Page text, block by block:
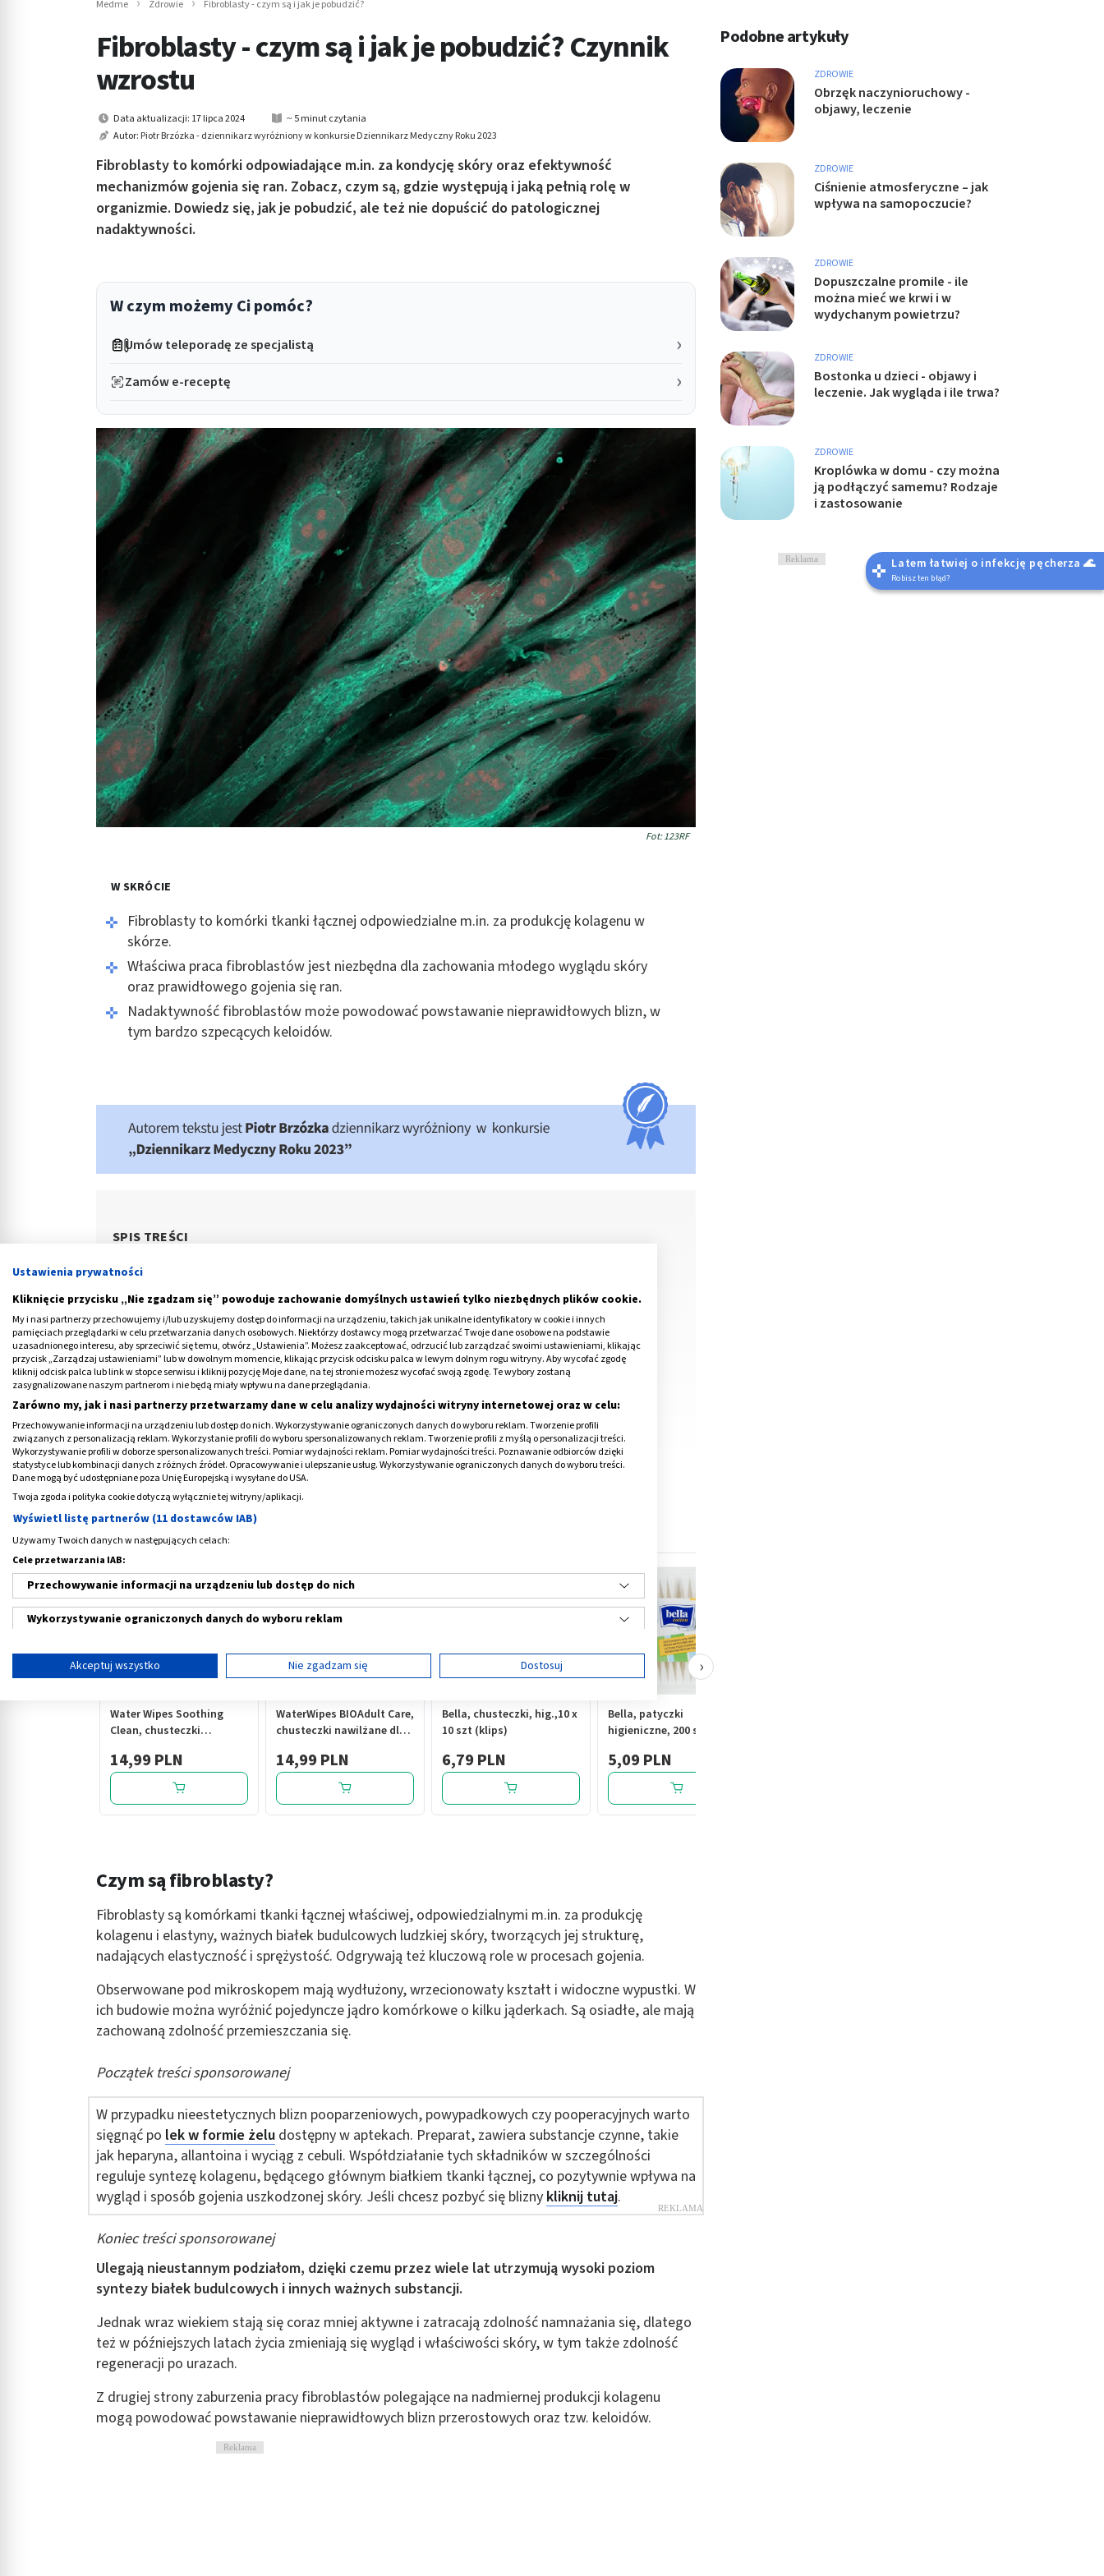
Medme Zdrowie Fibroblasty - czym są i jak je pobudzić?
Fibroblasty - czym są i jak je pobudzić? Czynnik
wzrostu
Data aktualizacji: 17 lipca 2024
~ 5 minut czytania
Autor: Piotr Brzózka - dziennikarz wyróżniony w konkursie Dziennikarz Medyczny Roku 2023
Fibroblasty to komórki odpowiadające m.in. za kondycję skóry oraz efektywność
mechanizmów gojenia się ran. Zobacz, czym są, gdzie występują i jaką pełnią rolę w
organizmie. Dowiedz się, jak je pobudzić, ale też nie dopuścić do patologicznej
nadaktywności.
W czym możemy Ci pomóc?
Umów teleporadę ze specjalistą
Zamów e-receptę
Fot: 123RF
W SKRÓCIE
Fibroblasty to komórki tkanki łącznej odpowiedzialne m.in. za produkcję kolagenu w
skórze.
Właściwa praca fibroblastów jest niezbędna dla zachowania młodego wyglądu skóry
oraz prawidłowego gojenia się ran.
Nadaktywność fibroblastów może powodować powstawanie nieprawidłowych blizn, w
tym bardzo szpecących keloidów.
SPIS TREŚCI
Czym są fibroblasty?
Gdzie występują fibroblasty?
Rodzaje fibroblastów
Funkcje fibroblastów
Czynnik wzrostu fibroblastów. Za co odpowiada?
Medme poleca
Water Wipes Soothing
Clean, chusteczki
szt.
14,99 PLN
WaterWipes BIOAdult Care,
chusteczki nawilżane dla
14,99 PLN
Bella, chusteczki, hig.,10 x
10 szt (klips)
6,79 PLN
Bella, patyczki
higieniczne, 200 szt.
5,09 PLN
‹ ›
Czym są fibroblasty?
Fibroblasty są komórkami tkanki łącznej właściwej, odpowiedzialnymi m.in. za produkcję
kolagenu i elastyny, ważnych białek budulcowych ludzkiej skóry, tworzących jej strukturę,
nadających elastyczność i sprężystość. Odgrywają też kluczową role w procesach gojenia.
Obserwowane pod mikroskopem mają wydłużony, wrzecionowaty kształt i widoczne wypustki. W
ich budowie można wyróżnić pojedyncze jądro komórkowe o kilku jąderkach. Są osiadłe, ale mają
zachowaną zdolność przemieszczania się.
Początek treści sponsorowanej
W przypadku nieestetycznych blizn pooparzeniowych, powypadkowych czy pooperacyjnych warto
sięgnąć po lek w formie żelu dostępny w aptekach. Preparat, zawiera substancje czynne, takie
jak heparyna, allantoina i wyciąg z cebuli. Współdziałanie tych składników w szczególności
reguluje syntezę kolagenu, będącego głównym białkiem tkanki łącznej, co pozytywnie wpływa na
wygląd i sposób gojenia uszkodzonej skóry. Jeśli chcesz pozbyć się blizny kliknij tutaj.
Koniec treści sponsorowanej
Ulegają nieustannym podziałom, dzięki czemu przez wiele lat utrzymują wysoki poziom
syntezy białek budulcowych i innych ważnych substancji.
Jednak wraz wiekiem stają się coraz mniej aktywne i zatracają zdolność namnażania się, dlatego
też w późniejszych latach życia zmieniają się wygląd i właściwości skóry, w tym także zdolność
regeneracji po urazach.
Z drugiej strony zaburzenia pracy fibroblastów polegające na nadmiernej produkcji kolagenu
mogą powodować powstawanie nieprawidłowych blizn przerostowych oraz tzw. keloidów.
Reklama
Podobne artykuły
ZDROWIE
Obrzęk naczynioruchowy -
objawy, leczenie
ZDROWIE
Ciśnienie atmosferyczne – jak
wpływa na samopoczucie?
ZDROWIE
Dopuszczalne promile - ile
można mieć we krwi i w
wydychanym powietrzu?
ZDROWIE
Bostonka u dzieci - objawy i
leczenie. Jak wygląda i ile trwa?
ZDROWIE
Kroplówka w domu - czy można
ją podłączyć samemu? Rodzaje
i zastosowanie
Reklama Latem łatwiej o infekcję pęcherza 🌊
Robisz ten błąd?
Ustawienia prywatności
Kliknięcie przycisku „Nie zgadzam się” powoduje zachowanie domyślnych ustawień tylko niezbędnych plików cookie.
My i nasi partnerzy przechowujemy i/lub uzyskujemy dostęp do informacji na urządzeniu, takich jak unikalne identyfikatory w cookie i innych
pamięciach przeglądarki w celu przetwarzania danych osobowych. Niektórzy dostawcy mogą przetwarzać Twoje dane osobowe na podstawie
uzasadnionego interesu, aby sprzeciwić się temu, otwórz „Ustawienia”. Możesz zaakceptować, odrzucić lub zarządzać swoimi ustawieniami, klikając
przycisk „Zarządzaj ustawieniami” lub w dowolnym momencie, klikając przycisk odcisku palca w lewym dolnym rogu witryny. Aby wycofać zgodę
kliknij odcisk palca lub link w stopce serwisu i kliknij pozycję Moje dane, na tej stronie możesz wycofać swoją zgodę. Te wybory zostaną
zasygnalizowane naszym partnerom i nie będą miały wpływu na dane przeglądania.
Zarówno my, jak i nasi partnerzy przetwarzamy dane w celu analizy wydajności witryny internetowej oraz w celu:
Przechowywanie informacji na urządzeniu lub dostęp do nich. Wykorzystywanie ograniczonych danych do wyboru reklam. Tworzenie profili
związanych z personalizacją reklam. Wykorzystanie profili do wyboru spersonalizowanych reklam. Tworzenie profili z myślą o personalizacji treści.
Wykorzystywanie profili w doborze spersonalizowanych treści. Pomiar wydajności reklam. Pomiar wydajności treści. Poznawanie odbiorców dzięki
statystyce lub kombinacji danych z różnych źródeł. Opracowywanie i ulepszanie usług. Wykorzystywanie ograniczonych danych do wyboru treści.
Dane mogą być udostępniane poza Unię Europejską i wysyłane do USA.
Twoja zgoda i polityka cookie dotyczą wyłącznie tej witryny/aplikacji.
Wyświetl listę partnerów (11 dostawców IAB)
Używamy Twoich danych w następujących celach:
Cele przetwarzania IAB:
Przechowywanie informacji na urządzeniu lub dostęp do nich
Wykorzystywanie ograniczonych danych do wyboru reklam
Tworzenie profili w celu spersonalizowanych reklam
Tworzenie profili w celu personalizacji treści
Wykorzystywanie profili w celu doboru spersonalizowanych treści
Pomiar efektywności reklam
Rozwój i ulepszanie usług
Wykorzystywanie ograniczonych danych do wyboru treści
Funkcje specjalne IAB:
Identyfikowanie urządzeń na podstawie aktywnie żądanych informacji
Cele przetwarzania inne niż IAB:
Wydajność (Performance)
Reklama / śledzenie
Akceptuj wszystko Nie zgadzam się Dostosuj